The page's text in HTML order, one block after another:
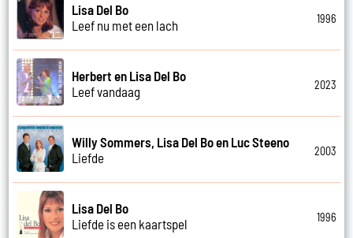
Lisa Del Bo
Leef nu met een lach
1996
Herbert en Lisa Del Bo
Leef vandaag
2023
Willy Sommers, Lisa Del Bo en Luc Steeno
Liefde
2003
Lisa Del Bo
Liefde is een kaartspel
1996